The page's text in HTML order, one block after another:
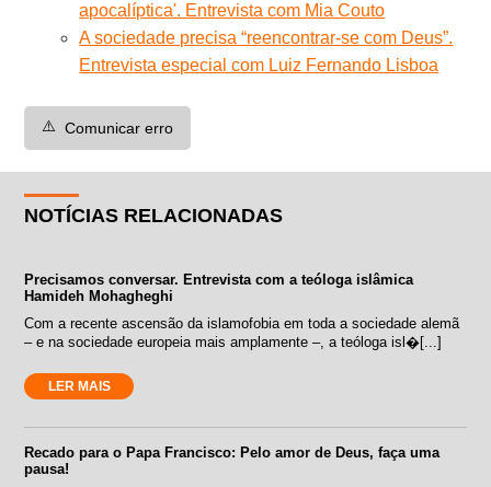
apocalíptica'. Entrevista com Mia Couto
A sociedade precisa “reencontrar-se com Deus”.
Entrevista especial com Luiz Fernando Lisboa
⚠️ Comunicar erro
NOTÍCIAS RELACIONADAS
Precisamos conversar. Entrevista com a teóloga islâmica
Hamideh Mohagheghi
Com a recente ascensão da islamofobia em toda a sociedade alemã
– e na sociedade europeia mais amplamente –, a teóloga isl�[...]
LER MAIS
Recado para o Papa Francisco: Pelo amor de Deus, faça uma
pausa!